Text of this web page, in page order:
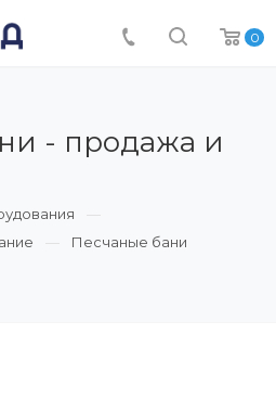
0
- продажа и
Песчаные бани